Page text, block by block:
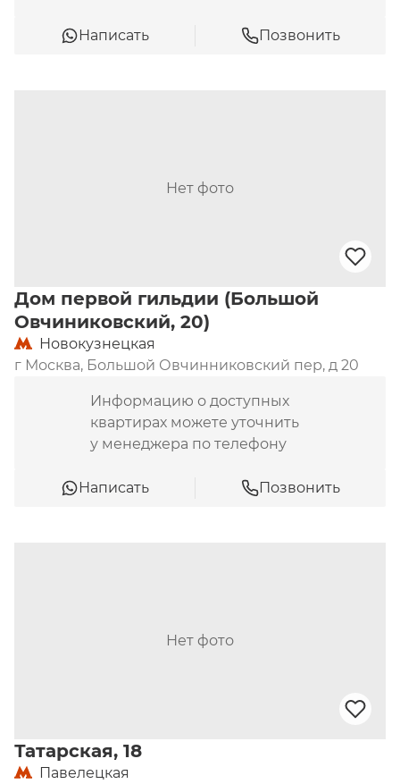
Написать Позвонить
Нет фото
Дом первой гильдии (Большой
Овчиниковский, 20)
Новокузнецкая
г Москва, Большой Овчинниковский пер, д 20
Информацию о доступных
квартирах можете уточнить
у менеджера по телефону
Написать Позвонить
Нет фото
Татарская, 18
Павелецкая